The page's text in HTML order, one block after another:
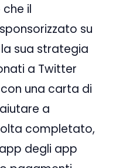
il
su
sua strategia
a Twitter
una carta di
a
completato,
degli app